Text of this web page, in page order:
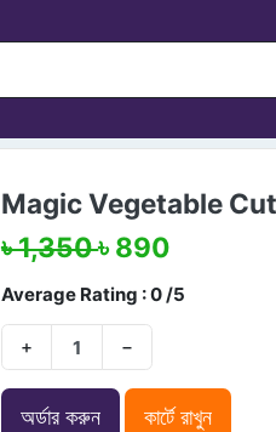
Magic Vegetable
৳ 1,350৳ 890
Average Rating : 0 /5
+ −
অর্ডার করুন কার্টে রাখুন